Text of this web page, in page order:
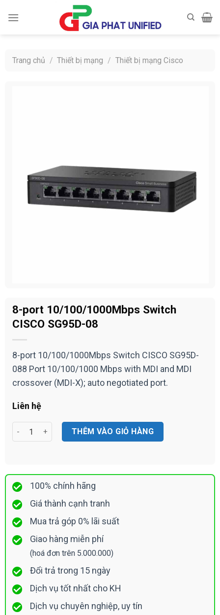
Trang chủ / Thiết bị mạng / Thiết bị mạng Cisco
8-port 10/100/1000Mbps Switch
CISCO SG95D-08
8-port 10/100/1000Mbps Switch CISCO SG95D-
088 Port 10/100/1000 Mbps with MDI and MDI
crossover (MDI-X); auto negotiated port.
Liên hệ
8-port 10/100/1000Mbps Switch CISCO SG95D-08 số lượng
THÊM VÀO GIỎ HÀNG
100% chính hãng
Giá thành cạnh tranh
Mua trả góp 0% lãi suất
Giao hàng miễn phí
(hoá đơn trên 5.000.000)
Đổi trả trong 15 ngày
Dịch vụ tốt nhất cho KH
Dịch vụ chuyên nghiệp, uy tín